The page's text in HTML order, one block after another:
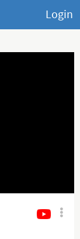
Login